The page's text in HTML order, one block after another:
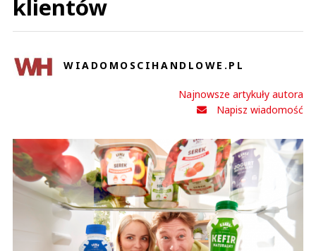
klientów
WIADOMOSCIHANDLOWE.PL
Najnowsze artykuły autora
Napisz wiadomość